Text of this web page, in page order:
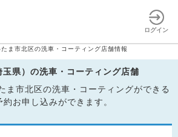
ログイン
たま市北区の洗車・コーティング店舗情報
県）の洗車・コーティング店舗
ま市北区の洗車・コーティングができる
お申し込みができます。